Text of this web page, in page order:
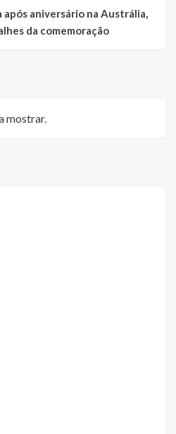
após aniversário na Austrália,
da comemoração
mostrar.